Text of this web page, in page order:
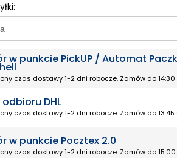
w punkcie PickUP / Automat
czas dostawy 1-2 dni robocze. Zamów do
DHL
czas dostawy 1-2 dni robocze. Zamów do
w punkcie Pocztex 2.0
czas dostawy 1-2 dni robocze. Zamów do